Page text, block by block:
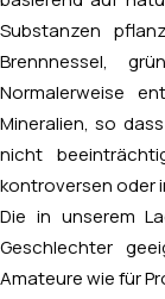
Substanzen
Brennnessel,
Normalerweise
Mineralien, so
nicht
kontroversen oder
Die in unserem
Geschlechter
Amateure wie für